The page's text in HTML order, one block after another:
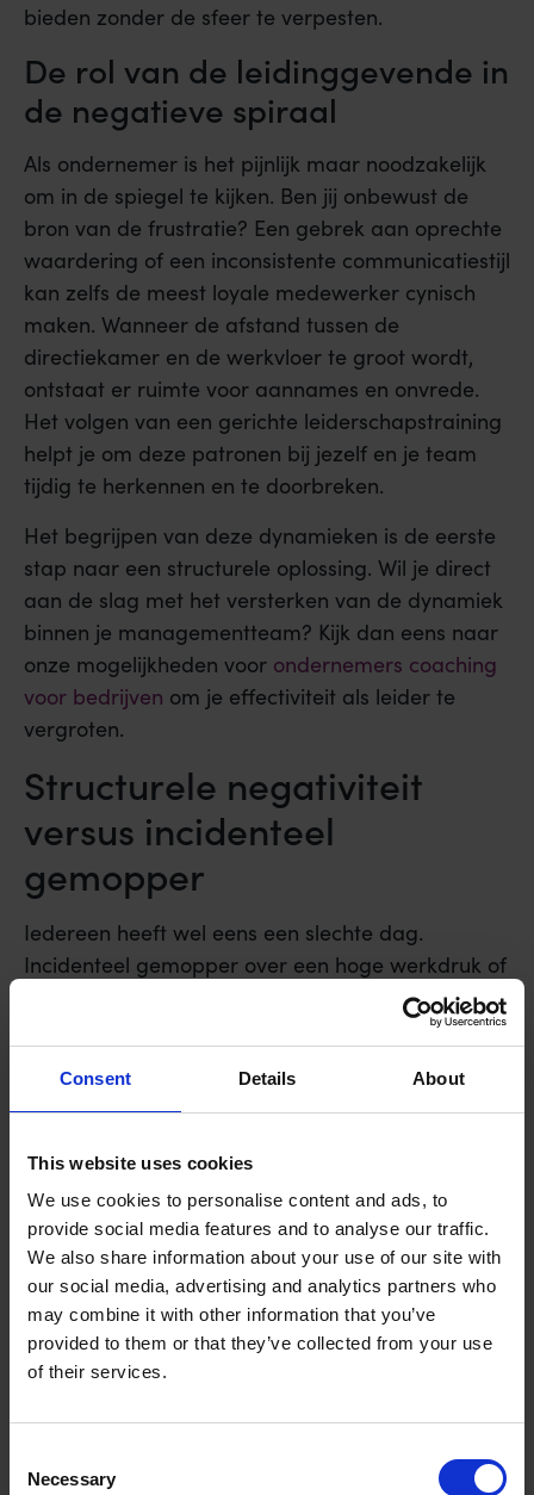
Consent Details About
This website uses cookies
We use cookies to personalise content and ads, to
provide social media features and to analyse our traffic.
We also share information about your use of our site with
our social media, advertising and analytics partners who
may combine it with other information that you’ve
provided to them or that they’ve collected from your use
of their services.
Selection
Necessary
bieden zonder de sfeer te verpesten.
De rol van de leidinggevende in
de negatieve spiraal
Als ondernemer is het pijnlijk maar noodzakelijk
om in de spiegel te kijken. Ben jij onbewust de
bron van de frustratie? Een gebrek aan oprechte
waardering of een inconsistente communicatiestijl
kan zelfs de meest loyale medewerker cynisch
maken. Wanneer de afstand tussen de
directiekamer en de werkvloer te groot wordt,
ontstaat er ruimte voor aannames en onvrede.
Het volgen van een gerichte leiderschapstraining
helpt je om deze patronen bij jezelf en je team
tijdig te herkennen en te doorbreken.
Het begrijpen van deze dynamieken is de eerste
stap naar een structurele oplossing. Wil je direct
aan de slag met het versterken van de dynamiek
binnen je managementteam? Kijk dan eens naar
onze mogelijkheden voor ondernemers coaching
voor bedrijven om je effectiviteit als leider te
vergroten.
Structurele negativiteit
versus incidenteel
gemopper
Iedereen heeft wel eens een slechte dag.
Incidenteel gemopper over een hoge werkdruk of
een stroef lopend project is menselijk en vaak
zelfs een gezonde manier om stoom af te blazen.
gedrag transformeert in een vast patroon. Een
onderscheidt zich door de frequentie en de
context van hun uitingen. Waar een gezonde
medewerker kritiek geeft om een proces te
verbeteren, gebruikt een negatieve medewerker
weerstand om processen te vertragen of de sfeer
te ondermijnen. Het verschil zit in de intentie: is
het doel herstel of enkel ventilatie?
invloed op de omgeving. Wanneer collega’s de
medewerker gaan ontwijken of, erger nog, het